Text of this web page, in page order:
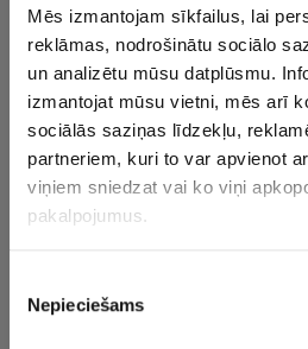
Mēs izmantojam sīkfailus, lai
reklāmas, nodrošinātu sociālo
un analizētu mūsu datplūsmu.
izmantojat mūsu vietni, mēs arī
sociālās saziņas līdzekļu,
partneriem, kuri to var apvienot
viņiem sniedzat vai ko viņi
pakalpojumus.
izvēle
Nepieciešams
VIDEO
22.01.2018 17:29
Noskaties!
vārtiem
(VIDEO)
17.01.2018 13:01
Francijas
māņkustību
”Real” un ”Arsenal” turpina buksēt,